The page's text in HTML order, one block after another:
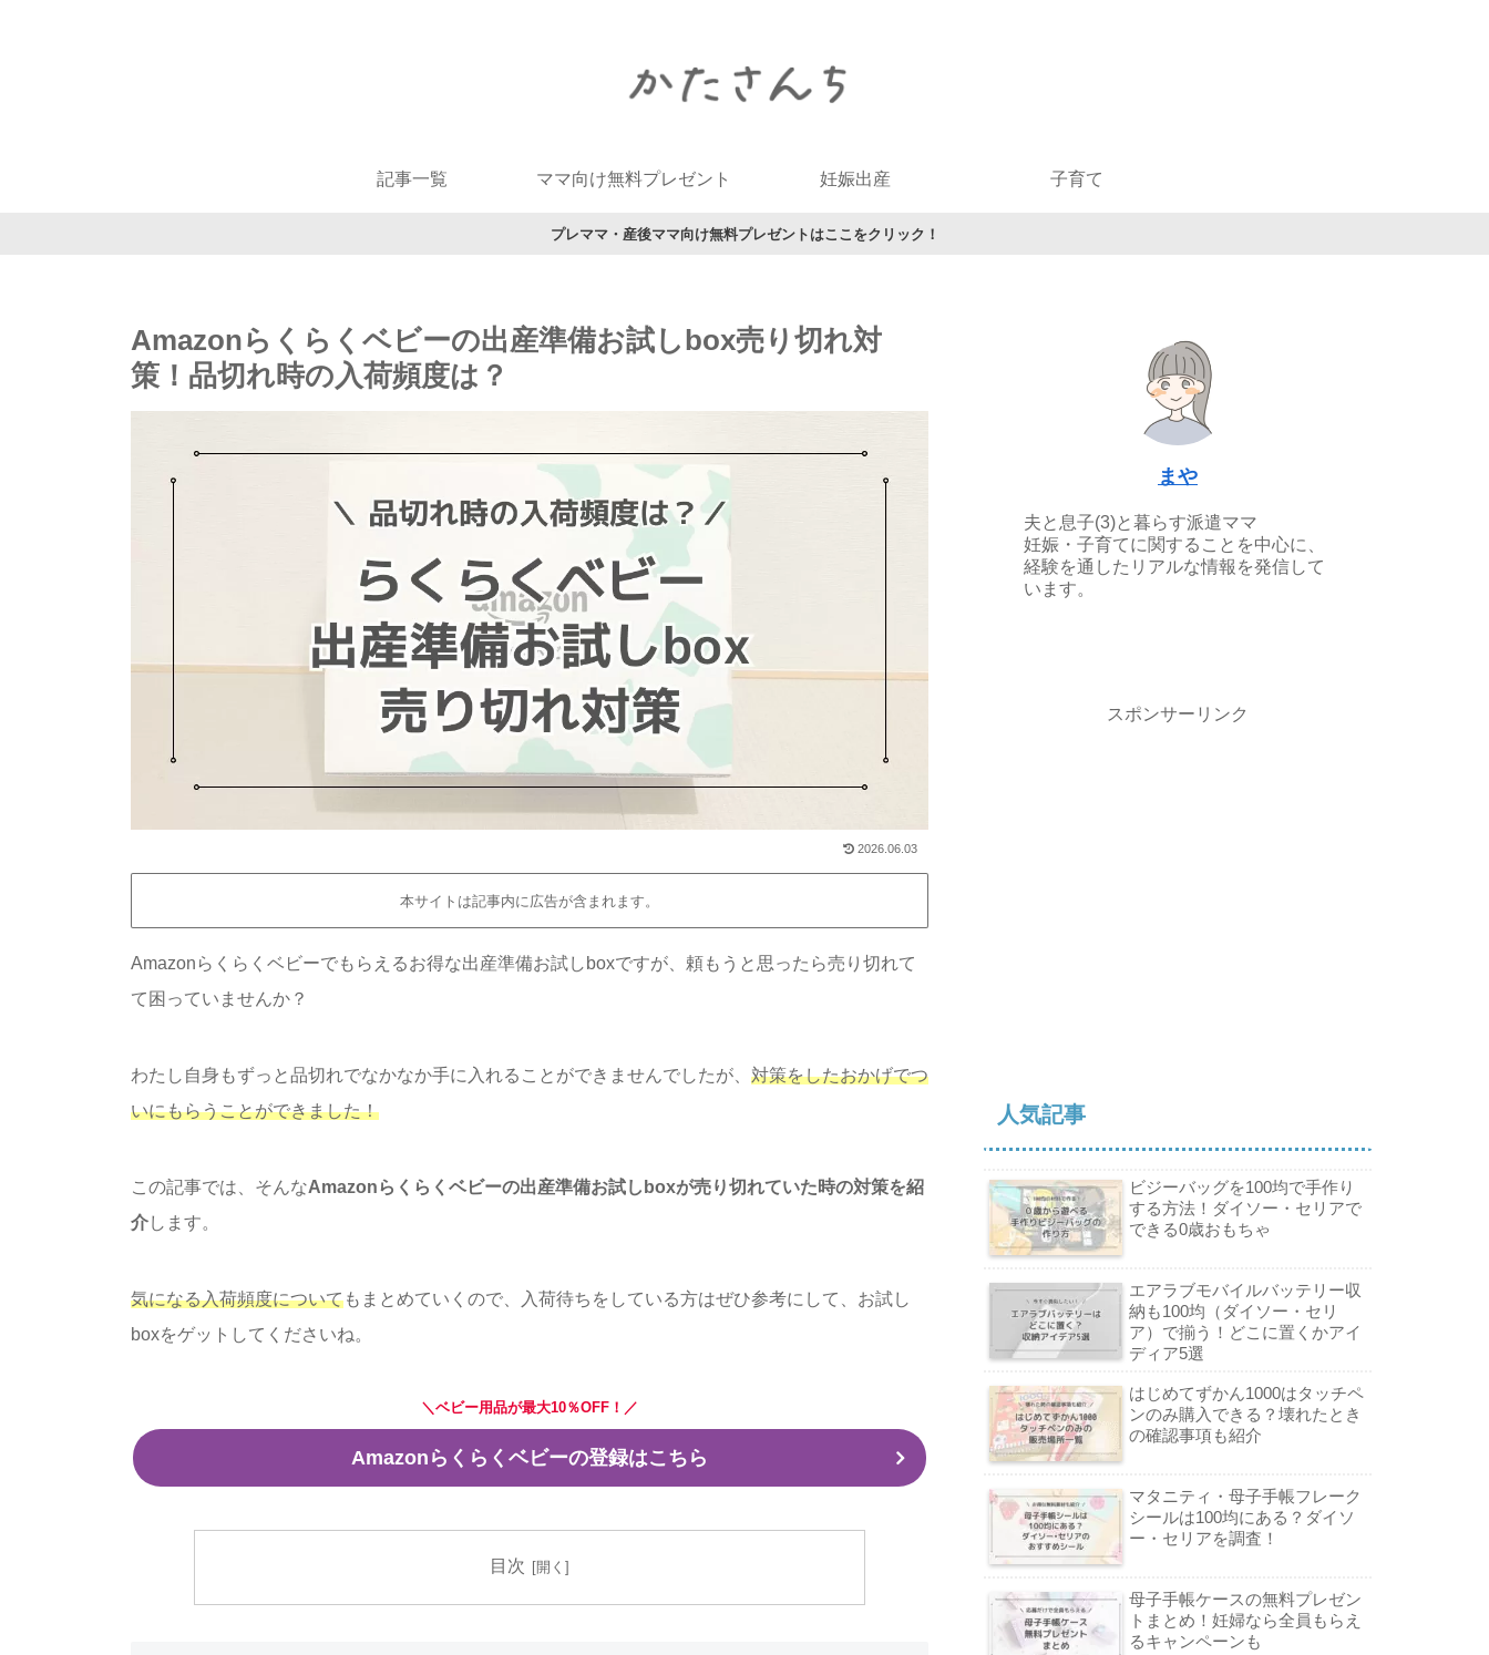
記事一覧 ママ向け無料プレゼント 妊娠出産 子育て
プレママ・産後ママ向け無料プレゼントはここをクリック！
Amazonらくらくベビーの出産準備お試しbox売り切れ対
策！品切れ時の入荷頻度は？
2026.06.03
本サイトは記事内に広告が含まれます。
Amazonらくらくベビーでもらえるお得な出産準備お試しboxですが、頼もうと思ったら売り切れて
て困っていませんか？
わたし自身もずっと品切れでなかなか手に入れることができませんでしたが、 対策をしたおかげでつ
いにもらうことができました！
この記事では、そんなAmazonらくらくベビーの出産準備お試しboxが売り切れていた時の対策を紹
介します。
気になる入荷頻度についてもまとめていくので、入荷待ちをしている方はぜひ参考にして、お試し
boxをゲットしてくださいね。
＼ベビー用品が最大10％OFF！／
Amazonらくらくベビーの登録はこちら
目次
まや
夫と息子(3)と暮らす派遣ママ
妊娠・子育てに関することを中心に、
経験を通したリアルな情報を発信して
います。
スポンサーリンク
人気記事
ビジーバッグを100均で手作り
する方法！ダイソー・セリアで
できる0歳おもちゃ
エアラブモバイルバッテリー収
納も100均（ダイソー・セリ
ア）で揃う！どこに置くかアイ
ディア5選
はじめてずかん1000はタッチペ
ンのみ購入できる？壊れたとき
の確認事項も紹介
マタニティ・母子手帳フレーク
シールは100均にある？ダイソ
ー・セリアを調査！
母子手帳ケースの無料プレゼン
トまとめ！妊婦なら全員もらえ
るキャンペーンも